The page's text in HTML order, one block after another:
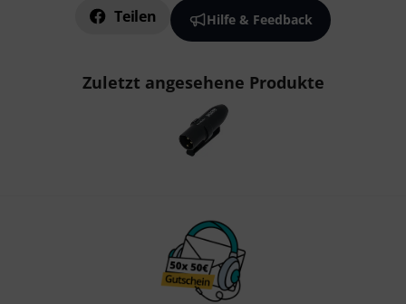
Teilen Hilfe & Feedback
Zuletzt angesehene Produkte